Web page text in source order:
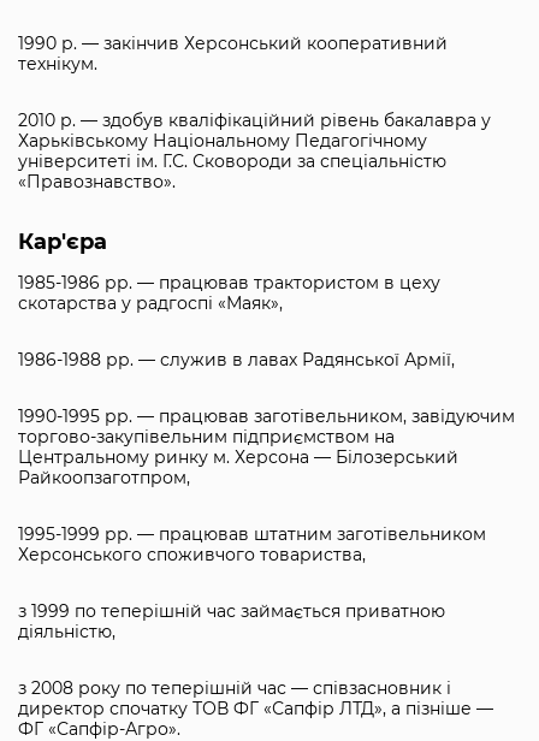
1990 р. — закінчив Херсонський кооперативний
технікум.
2010 р. — здобув кваліфікаційний рівень бакалавра у
Харьківському Національному Педагогічному
університеті ім. Г.С. Сковороди за спеціальністю
«Правознавство».
Кар'єра
1985-1986 рр. — працював трактористом в цеху
скотарства у радгоспі «Маяк»,
1986-1988 рр. — служив в лавах Радянської Армії,
1990-1995 рр. — працював заготівельником, завідуючим
торгово-закупівельним підприємством на
Центральному ринку м. Херсона — Білозерський
Райкоопзаготпром,
1995-1999 рр. — працював штатним заготівельником
Херсонського споживчого товариства,
з 1999 по теперішній час займається приватною
діяльністю,
з 2008 року по теперішній час — співзасновник і
директор спочатку ТОВ ФГ «Сапфір ЛТД», а пізніше —
ФГ «Сапфір-Агро».